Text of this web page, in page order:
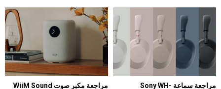
مراجعة سماعة Sony WH-
مراجعة مكبر صوت WiiM Sound